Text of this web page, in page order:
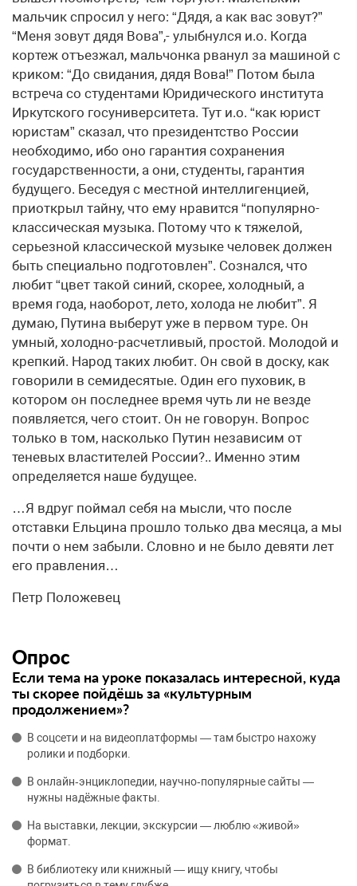
мальчик спросил у него: “Дядя, а как вас зовут?”
“Меня зовут дядя Вова”,- улыбнулся и.о. Когда
кортеж отъезжал, мальчонка рванул за машиной с
криком: “До свидания, дядя Вова!” Потом была
встреча со студентами Юридического института
Иркутского госуниверситета. Тут и.о. “как юрист
юристам” сказал, что президентство России
необходимо, ибо оно гарантия сохранения
государственности, а они, студенты, гарантия
будущего. Беседуя с местной интеллигенцией,
приоткрыл тайну, что ему нравится “популярно-
классическая музыка. Потому что к тяжелой,
серьезной классической музыке человек должен
быть специально подготовлен”. Сознался, что
любит “цвет такой синий, скорее, холодный, а
время года, наоборот, лето, холода не любит”. Я
думаю, Путина выберут уже в первом туре. Он
умный, холодно-расчетливый, простой. Молодой и
крепкий. Народ таких любит. Он свой в доску, как
говорили в семидесятые. Один его пуховик, в
котором он последнее время чуть ли не везде
появляется, чего стоит. Он не говорун. Вопрос
только в том, насколько Путин независим от
теневых властителей России?.. Именно этим
определяется наше будущее.
…Я вдруг поймал себя на мысли, что после
отставки Ельцина прошло только два месяца, а мы
почти о нем забыли. Словно и не было девяти лет
его правления…
Петр Положевец
Опрос
Если тема на уроке показалась интересной, куда
ты скорее пойдёшь за «культурным
продолжением»?
В соцсети и на видеоплатформы — там быстро нахожу
ролики и подборки.
В онлайн‑энциклопедии, научно‑популярные сайты —
нужны надёжные факты.
На выставки, лекции, экскурсии — люблю «живой»
формат.
В библиотеку или книжный — ищу книгу, чтобы